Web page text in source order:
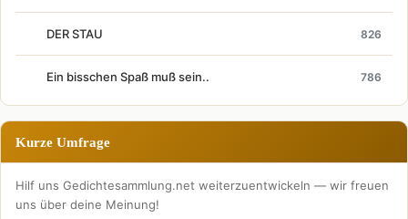
DER STAU 826
Ein bisschen Spaß muß sein.. 786
Kurze Umfrage
Hilf uns Gedichtesammlung.net weiterzuentwickeln — wir freuen
uns über deine Meinung!